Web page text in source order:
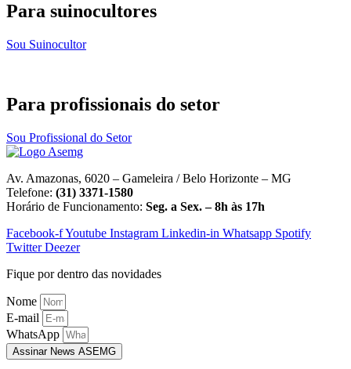
Para suinocultores
Sou Suinocultor
Para profissionais do setor
Sou Profissional do Setor
Av. Amazonas, 6020 – Gameleira / Belo Horizonte – MG
Telefone: (31) 3371-1580
Horário de Funcionamento: Seg. a Sex. – 8h às 17h
Facebook-fYoutube Instagram Linkedin-in Whatsapp Spotify
Twitter Deezer
Fique por dentro das novidades
Nome
E-mail
WhatsApp
Assinar News ASEMG